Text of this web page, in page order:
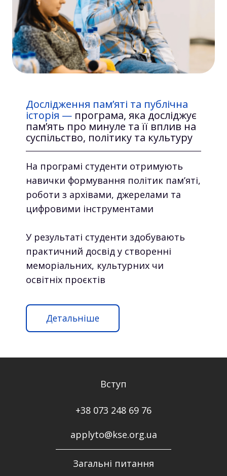
Дослідження пам’яті та публічна
історія — програма, яка досліджує
пам’ять про минуле та її вплив на
суспільство, політику та культуру
На програмі студенти отримують
навички формування політик пам’яті,
роботи з архівами, джерелами та
цифровими інструментами
У результаті студенти здобувають
практичний досвід у створенні
меморіальних, культурних чи
освітніх проєктів
Детальніше
Вступ
+38 073 248 69 76
applyto@kse.org.ua
Загальні питання